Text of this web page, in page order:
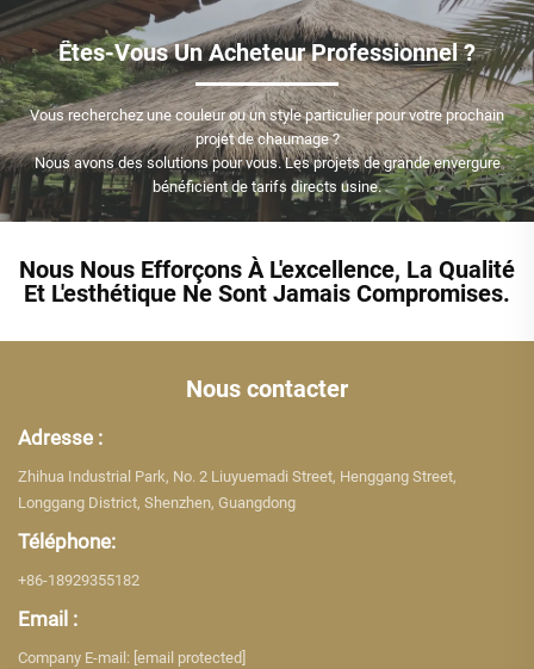
Êtes-Vous Un Acheteur Professionnel ?
Vous recherchez une couleur ou un style particulier pour votre prochain
projet de chaumage ?
Nous avons des solutions pour vous. Les projets de grande envergure
bénéficient de tarifs directs usine.
Nous Nous Efforçons À L'excellence, La Qualité
Et L'esthétique Ne Sont Jamais Compromises.
Nous contacter
Adresse :
Zhihua Industrial Park, No. 2 Liuyuemadi Street, Henggang Street,
Longgang District, Shenzhen, Guangdong
Téléphone:
+86-18929355182
Email :
Company E-mail: [email protected]